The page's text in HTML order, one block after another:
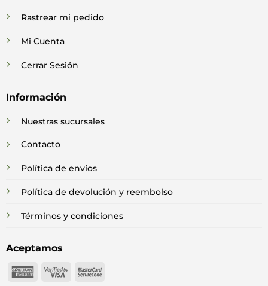
Rastrear mi pedido
Mi Cuenta
Cerrar Sesión
Información
Nuestras sucursales
Contacto
Política de envíos
Política de devolución y reembolso
Términos y condiciones
Aceptamos
American
Visa
MasterCard